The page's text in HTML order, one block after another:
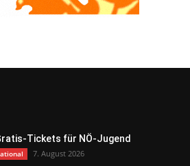
Tickets für NÖ-Jugend
7. August 2026